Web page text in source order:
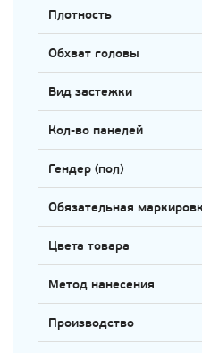
Плотность
Обхват головы
Вид застежки
Кол-во панелей
Гендер (пол)
Обязательная
Цвета товара
Метод нанесения
Производство